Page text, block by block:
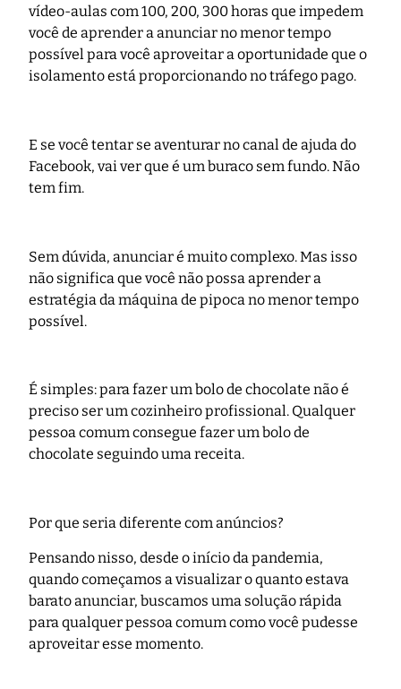
vídeo-aulas com 100, 200, 300 horas que impedem
você de aprender a anunciar no menor tempo
possível para você aproveitar a oportunidade que o
isolamento está proporcionando no tráfego pago.
E se você tentar se aventurar no canal de ajuda do
Facebook, vai ver que é um buraco sem fundo. Não
tem fim.
Sem dúvida, anunciar é muito complexo. Mas isso
não significa que você não possa aprender a
estratégia da máquina de pipoca no menor tempo
possível.
É simples: para fazer um bolo de chocolate não é
preciso ser um cozinheiro profissional. Qualquer
pessoa comum consegue fazer um bolo de
chocolate seguindo uma receita.
Por que seria diferente com anúncios?
Pensando nisso, desde o início da pandemia,
quando começamos a visualizar o quanto estava
barato anunciar, buscamos uma solução rápida
para qualquer pessoa comum como você pudesse
aproveitar esse momento.